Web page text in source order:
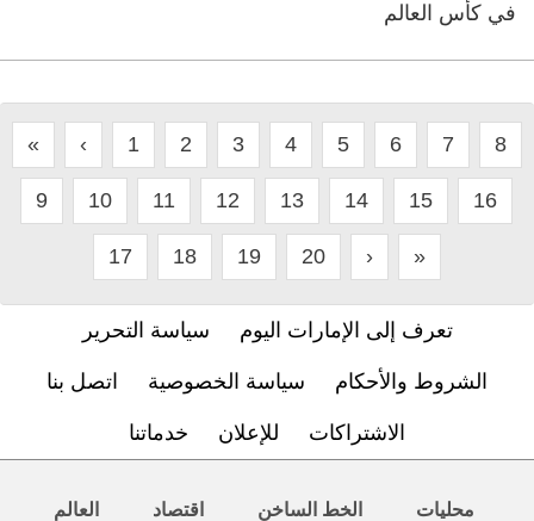
في كأس العالم
« ‹ 1 2 3 4 5 6 7 8
9 10 11 12 13 14 15 16
17 18 19 20 › »
تعرف إلى الإمارات اليوم سياسة التحرير
الشروط والأحكام سياسة الخصوصية اتصل بنا
الاشتراكات للإعلان خدماتنا
محليات الخط الساخن اقتصاد العالم